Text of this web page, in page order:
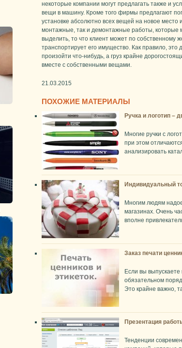
некоторые компании могут предлагать также и
вещи в машину. Кроме того фирмы предлагают
установке абсолютно всех вещей на новое
монтажные, так и демонтажные работы, которые
выделить, то что клиент может по собственному
транспортирует его имущество. Как правило,
произойти что-нибудь, а груз крайне
вместе с собственными вещами.
21.03.2015
ПОХОЖИЕ МАТЕРИАЛЫ
Ручка и логотип –
Многие ручки с
при этом
анализировать
Индивидуальный
Многим людям
магазинах. Очень
вполне
Заказ печати
Если вы
обязательном
Это крайне важно,
Презентация
Тенденции